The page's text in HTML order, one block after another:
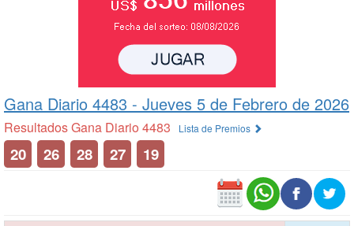
Gana Diario 4483 - Jueves 5 de Febrero de 2026
Resultados Gana Diario 4483 Lista de Premios
20 26 28 27 19